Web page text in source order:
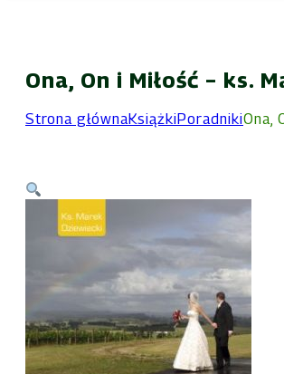
Ona, On i Miłość – ks.
Strona głównaKsiążkiPoradnikiOna,